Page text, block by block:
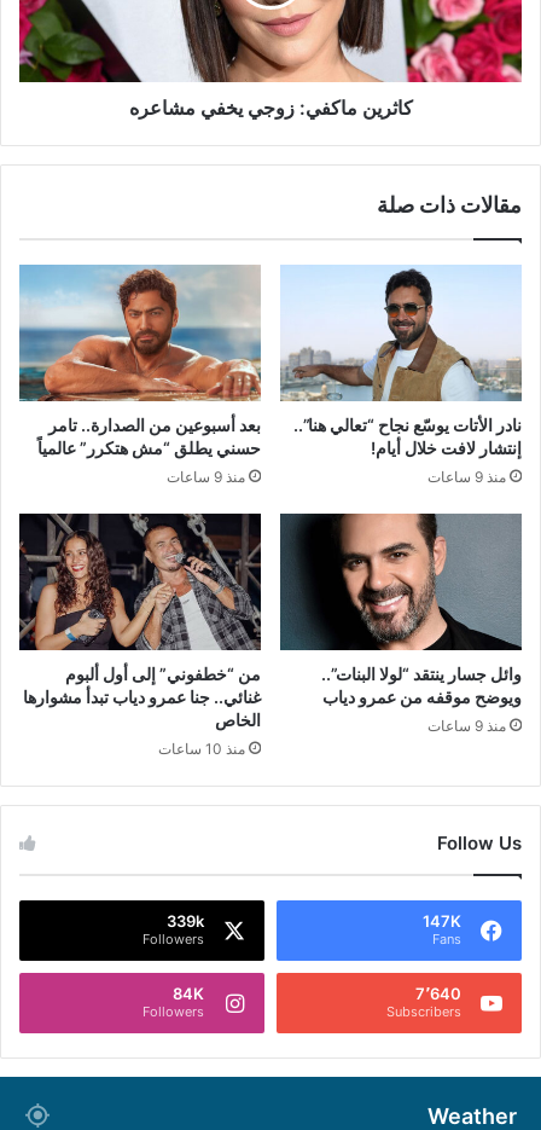
كاثرين ماكفي: زوجي يخفي مشاعره
مقالات ذات صلة
نادر الأتات يوسّع نجاح “تعالي هنا”..
إنتشار لافت خلال أيام!
منذ 9 ساعات
بعد أسبوعين من الصدارة.. تامر
حسني يطلق “مش هتكرر” عالمياً
منذ 9 ساعات
وائل جسار ينتقد “لولا البنات”..
ويوضح موقفه من عمرو دياب
منذ 9 ساعات
من “خطفوني” إلى أول ألبوم
غنائي.. جنا عمرو دياب تبدأ مشوارها
الخاص
منذ 10 ساعات
Follow Us
147K
Fans
339k
Followers
7٬640
Subscribers
84K
Followers
Weather